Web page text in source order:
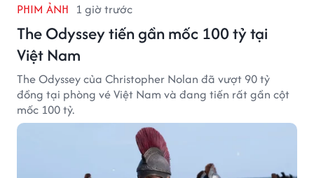
PHIM ẢNH 1 giờ trước
The Odyssey tiến gần mốc 100 tỷ tại
Việt Nam
The Odyssey của Christopher Nolan đã vượt 90 tỷ
đồng tại phòng vé Việt Nam và đang tiến rất gần cột
mốc 100 tỷ.